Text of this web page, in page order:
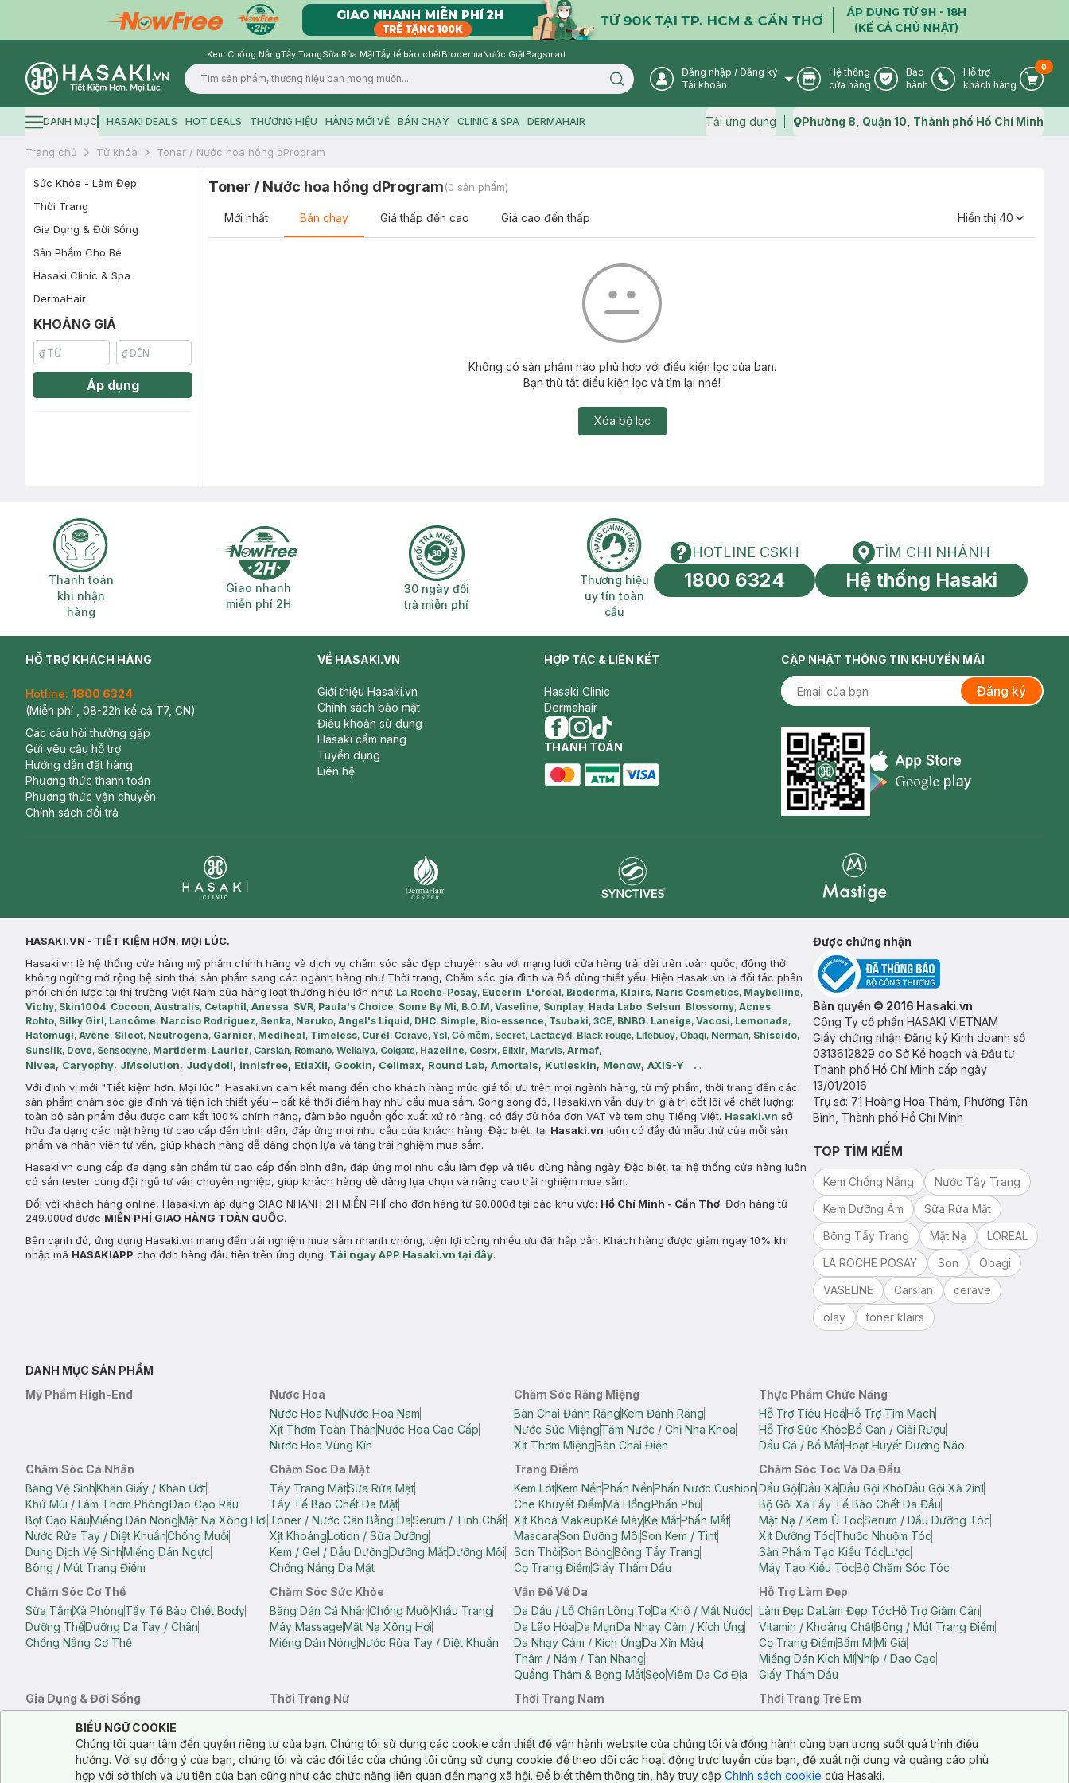
Kem Chống NắngTẩy TrangSữa Rửa MặtTẩy tế bào chếtBiodermaNước GiặtBagsmart
Logo
Search icon User Icon
Đăng nhập / Đăng ký
Tài khoản
Store Icon
Hệ thống
cửa hàng
Warranty Icon
Bảo
hành
Phone Icon
Hỗ trợ
khách hàng
Cart
0
Hamburger icon
DANH MỤC HASAKI DEALS HOT DEALS THƯƠNG HIỆU HÀNG MỚI VỀ BÁN CHẠY CLINIC & SPA DERMAHAIR Tải ứng dụng Map icon
Phường 8, Quận 10, Thành phố Hồ Chí Minh
Trang chủ Từ khóa Toner / Nước hoa hồng dProgram
Sức Khỏe - Làm Đẹp
Thời Trang
Gia Dụng & Đời Sống
Sản Phẩm Cho Bé
Hasaki Clinic & Spa
DermaHair
KHOẢNG GIÁ
Áp dụng
Toner / Nước hoa hồng dProgram(0 sản phẩm)
Mới nhất Bán chạy Giá thấp đến cao Giá cao đến thấp Hiển thị 40
Không có sản phẩm nào phù hợp với điều kiện lọc của bạn.
Bạn thử tắt điều kiện lọc và tìm lại nhé!
Xóa bộ lọc
Thanh toán khi nhận hàng
Thanh toán
khi nhận
hàng
Giao nhanh miễn phí 2H
Giao nhanh
miễn phí 2H
30 ngày đổi trả miễn phí
30 ngày đổi
trả miễn phí
Thương hiệu uy tín toàn cầu
Thương hiệu
uy tín toàn
cầu
HOTLINE CSKH
HOTLINE CSKH
1800 6324
Tìm chi nhánh
TÌM CHI NHÁNH
Hệ thống Hasaki
HỖ TRỢ KHÁCH HÀNG
Hotline: 1800 6324
(Miễn phí , 08-22h kể cả T7, CN)
Các câu hỏi thường gặp
Gửi yêu cầu hỗ trợ
Hướng dẫn đặt hàng
Phương thức thanh toán
Phương thức vận chuyển
Chính sách đổi trả
VỀ HASAKI.VN
Giới thiệu Hasaki.vn
Chính sách bảo mật
Điều khoản sử dụng
Hasaki cẩm nang
Tuyển dụng
Liên hệ
HỢP TÁC & LIÊN KẾT
Hasaki Clinic
Dermahair
facebook
instagram
tiktok
THANH TOÁN
CẬP NHẬT THÔNG TIN KHUYẾN MÃI
Đăng ký
Appstore icon
HASAKI.VN - TIẾT KIỆM HƠN. MỌI LÚC.
Hasaki.vn là hệ thống cửa hàng mỹ phẩm chính hãng và dịch vụ chăm sóc sắc đẹp chuyên sâu với mạng lưới cửa hàng trải dài trên toàn quốc; đồng thời
không ngừng mở rộng hệ sinh thái sản phẩm sang các ngành hàng như Thời trang, Chăm sóc gia đình và Đồ dùng thiết yếu. Hiện Hasaki.vn là đối tác phân
phối chiến lược tại thị trường Việt Nam của hàng loạt thương hiệu lớn như: La Roche-Posay, Eucerin, L'oreal, Bioderma, Klairs, Naris Cosmetics, Maybelline,
Vichy, Skin1004, Cocoon, Australis, Cetaphil, Anessa, SVR, Paula's Choice, Some By Mi, B.O.M, Vaseline, Sunplay, Hada Labo, Selsun, Blossomy, Acnes,
Rohto, Silky Girl, Lancôme, Narciso Rodriguez, Senka, Naruko, Angel's Liquid, DHC, Simple, Bio-essence, Tsubaki, 3CE, BNBG, Laneige, Vacosi, Lemonade,
Hatomugi, Avène, Silcot, Neutrogena, Garnier, Mediheal, Timeless, Curél, Cerave, Ysl , Cỏ mềm, Secret, Lactacyd , Black rouge, Lifebuoy, Obagi, Nerman, Shiseido,
Sunsilk, Dove, Sensodyne, Martiderm, Laurier, Carslan, Romano, Weilaiya, Colgate, Hazeline, Cosrx, E lixir, Marvis, Armaf,
Nivea, Caryophy, JMsolution, Judydoll, innisfree, EtiaXil, Gookin, Celimax, Round Lab, Amortals, Kutieskin, Menow, AXIS-Y ...
Với định vị mới "Tiết kiệm hơn. Mọi lúc", Hasaki.vn cam kết mang đến cho khách hàng mức giá tối ưu trên mọi ngành hàng, từ mỹ phẩm, thời trang đến các
sản phẩm chăm sóc gia đình và tiện ích thiết yếu – bất kể thời điểm hay nhu cầu mua sắm. Song song đó, Hasaki.vn vẫn duy trì giá trị cốt lõi về chất lượng:
toàn bộ sản phẩm đều được cam kết 100% chính hãng, đảm bảo nguồn gốc xuất xứ rõ ràng, có đầy đủ hóa đơn VAT và tem phụ Tiếng Việt. Hasaki.vn sở
hữu đa dạng các mặt hàng từ cao cấp đến bình dân, đáp ứng mọi nhu cầu của khách hàng. Đặc biệt, tại Hasaki.vn luôn có đầy đủ mẫu thử của mỗi sản
phẩm và nhân viên tư vấn, giúp khách hàng dễ dàng chọn lựa và tăng trải nghiệm mua sắm.
Hasaki.vn cung cấp đa dạng sản phẩm từ cao cấp đến bình dân, đáp ứng mọi nhu cầu làm đẹp và tiêu dùng hằng ngày. Đặc biệt, tại hệ thống cửa hàng luôn
có sẵn tester cùng đội ngũ tư vấn chuyên nghiệp, giúp khách hàng dễ dàng lựa chọn và nâng cao trải nghiệm mua sắm.
Đối với khách hàng online, Hasaki.vn áp dụng GIAO NHANH 2H MIỄN PHÍ cho đơn hàng từ 90.000đ tại các khu vực: Hồ Chí Minh - Cần Thơ. Đơn hàng từ
249.000đ được MIỄN PHÍ GIAO HÀNG TOÀN QUỐC.
Bên cạnh đó, ứng dụng Hasaki.vn mang đến trải nghiệm mua sắm nhanh chóng, tiện lợi cùng nhiều ưu đãi hấp dẫn. Khách hàng được giảm ngay 10% khi
nhập mã HASAKIAPP cho đơn hàng đầu tiên trên ứng dụng. Tải ngay APP Hasaki.vn tại đây.
Được chứng nhận
Bản quyền © 2016 Hasaki.vn
Công Ty cổ phần HASAKI VIETNAM
Giấy chứng nhận Đăng ký Kinh doanh số
0313612829 do Sở Kế hoạch và Đầu tư
Thành phố Hồ Chí Minh cấp ngày
13/01/2016
Trụ sở: 71 Hoàng Hoa Thám, Phường Tân
Bình, Thành phố Hồ Chí Minh
TOP TÌM KIẾM
Kem Chống Nắng
Nước Tẩy Trang
Kem Dưỡng Ẩm
Sữa Rửa Mặt
Bông Tẩy Trang
Mặt Nạ
LOREAL
LA ROCHE POSAY
Son
Obagi
VASELINE
Carslan
cerave
olay
toner klairs
DANH MỤC SẢN PHẨM
Mỹ Phẩm High-End
Nước Hoa
Nước Hoa NữNước Hoa Nam
Xịt Thơm Toàn ThânNước Hoa Cao Cấp
Nước Hoa Vùng Kín
Chăm Sóc Răng Miệng
Bàn Chải Đánh RăngKem Đánh Răng
Nước Súc MiệngTăm Nước / Chỉ Nha Khoa
Xịt Thơm MiệngBàn Chải Điện
Thực Phẩm Chức Năng
Hỗ Trợ Tiêu HoáHỗ Trợ Tim Mạch
Hỗ Trợ Sức KhỏeBổ Gan / Giải Rượu
Dầu Cá / Bổ MắtHoạt Huyết Dưỡng Não
Chăm Sóc Cá Nhân
Băng Vệ SinhKhăn Giấy / Khăn Ướt
Khử Mùi / Làm Thơm PhòngDao Cạo Râu
Bọt Cạo RâuMiếng Dán NóngMặt Nạ Xông Hơi
Nước Rửa Tay / Diệt KhuẩnChống Muỗi
Dung Dịch Vệ SinhMiếng Dán Ngực
Bông / Mút Trang Điểm
Chăm Sóc Da Mặt
Tẩy Trang MặtSữa Rửa Mặt
Tẩy Tế Bào Chết Da Mặt
Toner / Nước Cân Bằng DaSerum / Tinh Chất
Xịt KhoángLotion / Sữa Dưỡng
Kem / Gel / Dầu DưỡngDưỡng MắtDưỡng Môi
Chống Nắng Da Mặt
Trang Điểm
Kem LótKem NềnPhấn NềnPhấn Nước Cushion
Che Khuyết ĐiểmMá HồngPhấn Phủ
Xịt Khoá MakeupKẻ MàyKẻ MắtPhấn Mắt
MascaraSon Dưỡng MôiSon Kem / Tint
Son ThỏiSon BóngBông Tẩy Trang
Cọ Trang ĐiểmGiấy Thấm Dầu
Chăm Sóc Tóc Và Da Đầu
Dầu GộiDầu XảDầu Gội KhôDầu Gội Xả 2in1
Bộ Gội XảTẩy Tế Bào Chết Da Đầu
Mặt Nạ / Kem Ủ TócSerum / Dầu Dưỡng Tóc
Xịt Dưỡng TócThuốc Nhuộm Tóc
Sản Phẩm Tạo Kiểu TócLược
Máy Tạo Kiểu TócBộ Chăm Sóc Tóc
Chăm Sóc Cơ Thể
Sữa TắmXà PhòngTẩy Tế Bào Chết Body
Dưỡng ThểDưỡng Da Tay / Chân
Chống Nắng Cơ Thể
Chăm Sóc Sức Khỏe
Băng Dán Cá NhânChống MuỗiKhẩu Trang
Máy MassageMặt Nạ Xông Hơi
Miếng Dán NóngNước Rửa Tay / Diệt Khuẩn
Vấn Đề Về Da
Da Dầu / Lỗ Chân Lông ToDa Khô / Mất Nước
Da Lão HóaDa MụnDa Nhạy Cảm / Kích Ứng
Da Nhạy Cảm / Kích ỨngDa Xỉn Màu
Thâm / Nám / Tàn Nhang
Quầng Thâm & Bọng MắtSẹoViêm Da Cơ Địa
Hỗ Trợ Làm Đẹp
Làm Đẹp DaLàm Đẹp TócHỗ Trợ Giảm Cân
Vitamin / Khoáng ChấtBông / Mút Trang Điểm
Cọ Trang ĐiểmBấm MiMi Giả
Miếng Dán Kích MíNhíp / Dao Cạo
Giấy Thấm Dầu
Gia Dụng & Đời Sống
Bông Tắm / Phụ Kiện Tắm
Phụ Kiện Điện Thoại Quạt Cầm Tay / Quạt Mini
Khử Mùi / Làm Thơm PhòngNước GiặtNước Xả
Thời Trang Nữ
Quần Lót NữQuần Short Nữ
Thời Trang Nam
Thời Trang Trẻ Em
Túi Xách
Cookie Consent
Notice about cookies usage
BIỂU NGỮ COOKIE
Chúng tôi quan tâm đến quyền riêng tư của bạn. Chúng tôi sử dụng các cookie cần thiết để vận hành website của chúng tôi và đồng hành cùng bạn trong suốt quá trình điều
hướng. Với sự đồng ý của bạn, chúng tôi và các đối tác của chúng tôi cũng sử dụng cookie để theo dõi các hoạt động trực tuyến của bạn, đề xuất nội dung và quảng cáo phù
hợp với sở thích và ưu tiên của bạn cũng như các chức năng liên quan đến mạng xã hội. Để biết thêm thông tin, hãy truy cập Chính sách cookie của Hasaki.